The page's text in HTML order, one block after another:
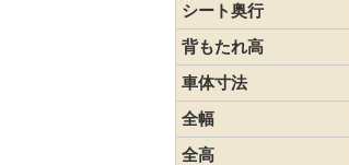
シート奥行
背もたれ高
車体寸法
全幅
全高